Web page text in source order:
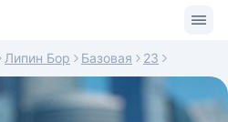
Липин Бор Базовая 23